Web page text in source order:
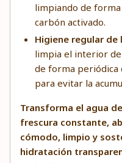
limpiando de
carbón activado.
Higiene regular de
limpia el interior de
de forma periódica
para evitar la
Transforma el agua
frescura constante,
cómodo, limpio y
hidratación